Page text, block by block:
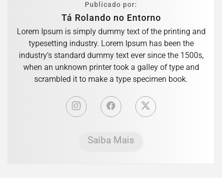
Publicado por:
Tá Rolando no Entorno
Lorem Ipsum is simply dummy text of the printing and
typesetting industry. Lorem Ipsum has been the
industry's standard dummy text ever since the 1500s,
when an unknown printer took a galley of type and
scrambled it to make a type specimen book.
Saiba Mais